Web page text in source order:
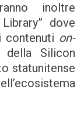
inoltre
dove
contenuti on-
Silicon
statunitense